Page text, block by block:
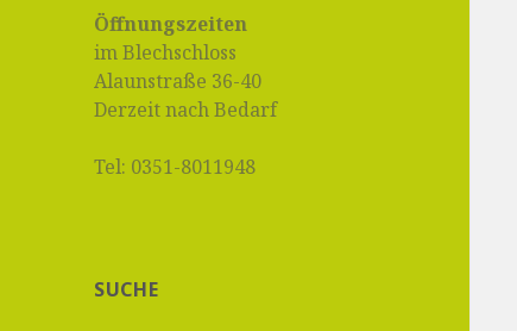
Öffnungszeiten
im Blechschloss
Alaunstraße 36-40
Derzeit nach Bedarf
Tel: 0351-8011948
SUCHE